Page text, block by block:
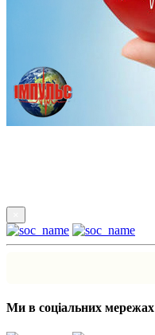
Ми в соціальних мережах